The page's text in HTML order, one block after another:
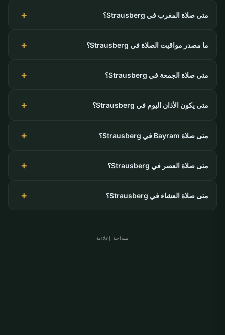
متى صلاة المغرب في Strausberg؟
ما مصدر مواقيت الصلاة في Strausberg؟
متى صلاة الجمعة في Strausberg؟
متى يكون الأذان اليوم في Strausberg؟
متى صلاة Bayram في Strausberg؟
متى صلاة العصر في Strausberg؟
متى صلاة العشاء في Strausberg؟
مساحة إعلانية